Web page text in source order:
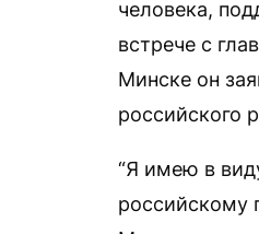
человека,
встрече с
Минске он
российского
“Я имею в
российскому